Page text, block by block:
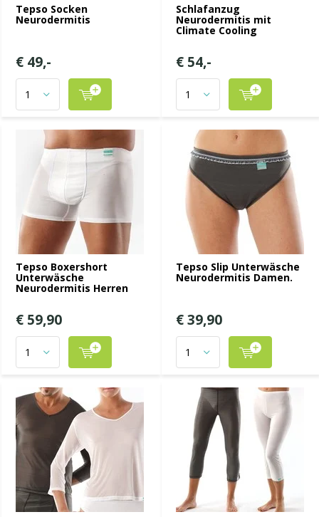
Tepso Socken
Neurodermitis
€ 49,-
Schlafanzug
Neurodermitis mit
Climate Cooling
€ 54,-
Tepso Boxershort
Unterwäsche
Neurodermitis Herren
€ 59,90
Tepso Slip Unterwäsche
Neurodermitis Damen.
€ 39,90